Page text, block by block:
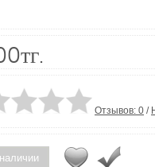
Отзывов: 0 /